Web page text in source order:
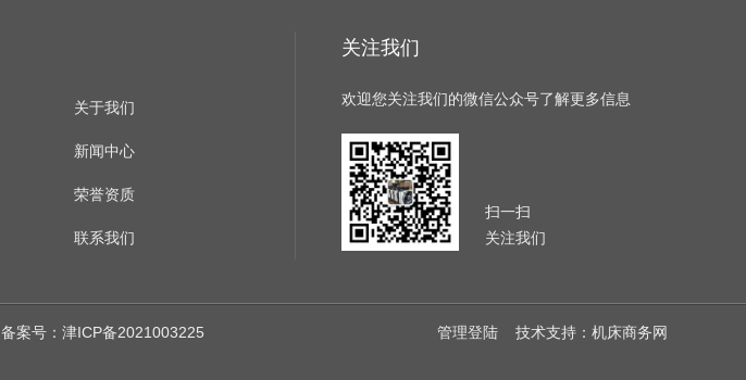
关于我们
新闻中心
荣誉资质
联系我们
关注我们
欢迎您关注我们的微信公众号了解更多信息
扫一扫
关注我们
备案号：津ICP备2021003225
管理登陆 技术支持： 机床商务网